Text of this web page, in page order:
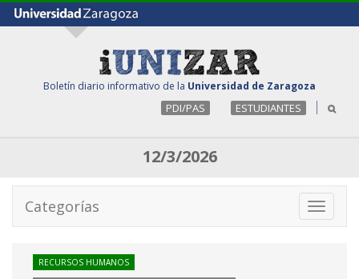
Boletín diario informativo de la Universidad de Zaragoza
PDI/PAS ESTUDIANTES
12/3/2026
Toggle
Categorías
RECURSOS HUMANOS